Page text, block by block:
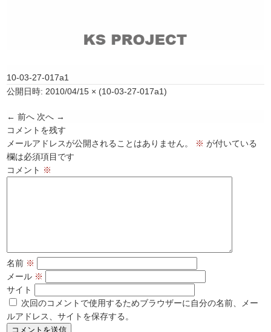
10-03-27-017a1
公開日時: 2010/04/15 × (10-03-27-017a1)
← 前へ 次へ →
コメントを残す
メールアドレスが公開されることはありません。
※ が付いている
欄は必須項目です
コメント ※
名前 ※
メール ※
サイト
次回のコメントで使用するためブラウザーに自分の名前、メー
ルアドレス、サイトを保存する。